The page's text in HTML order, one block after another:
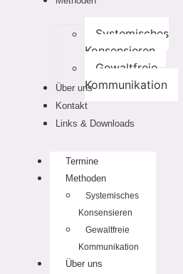
Systemisches
Konsensieren
Gewaltfreie
Kommunikation
Über uns
Kontakt
Links & Downloads
Termine
Methoden
Systemisches
Konsensieren
Gewaltfreie
Kommunikation
Über uns